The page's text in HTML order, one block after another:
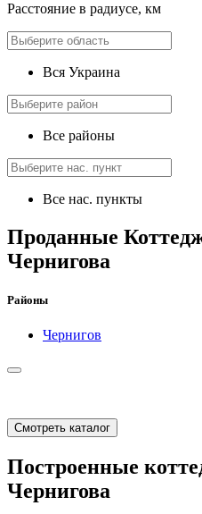
Расстояние в радиусе, км
Вся Украина
Все районы
Все нас. пункты
Проданные
Чернигова
Районы
Чернигов
Смотреть каталог
Построенные
Чернигова